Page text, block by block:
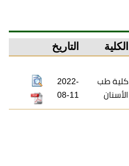
الكلية التاريخ
كلية طب
الأسنان
2022-
08-11